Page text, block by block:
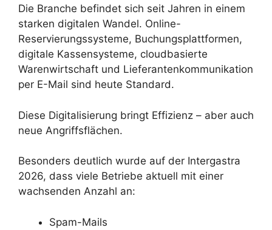
Die Branche befindet sich seit Jahren in einem
starken digitalen Wandel. Online-
Reservierungssysteme, Buchungsplattformen,
digitale Kassensysteme, cloudbasierte
Warenwirtschaft und Lieferantenkommunikation
per E-Mail sind heute Standard.
Diese Digitalisierung bringt Effizienz – aber auch
neue Angriffsflächen.
Besonders deutlich wurde auf der Intergastra
2026, dass viele Betriebe aktuell mit einer
wachsenden Anzahl an:
Spam-Mails